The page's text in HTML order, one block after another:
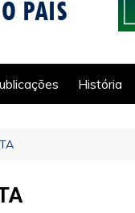
História